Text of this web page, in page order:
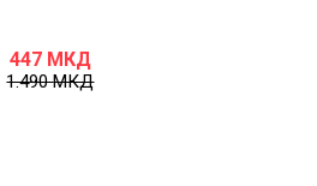
447 МКД
1.490МКД